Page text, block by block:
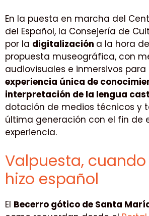
En la puesta en marcha del
del Español, la Consejería de
por la digitalización a la hora
propuesta museográfica, con
audiovisuales e inmersivos
experiencia única de
interpretación de la lengua
dotación de medios técnicos y
última generación con el fin de
experiencia.
Valpuesta,
hizo español
El Becerro gótico de Santa